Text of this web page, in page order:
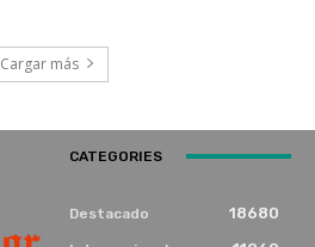
Cargar más
CATEGORIES
Destacado 18680